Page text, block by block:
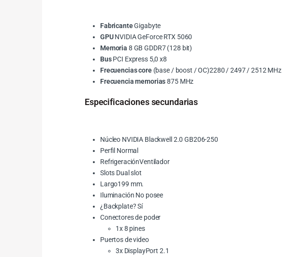
FabricanteGigabyte
GPUNVIDIA GeForce RTX 5060
Memoria 8 GB GDDR7 (128 bit)
BusPCI Express 5,0 x8
Frecuencias core(base / boost / OC)2280 / 2497 / 2512 MHz
Frecuencia memorias875 MHz
Especificaciones secundarias
Núcleo NVIDIA Blackwell 2.0 GB206-250
Perfil Normal
RefrigeraciónVentilador
Slots Dual slot
Largo199 mm.
Iluminación No posee
¿Backplate? Sí
Conectores de poder
1x 8 pines
Puertos de video
3x DisplayPort 2.1